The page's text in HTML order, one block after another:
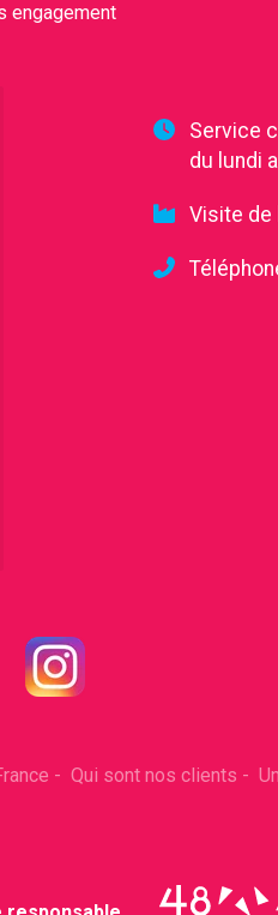
engagement
Service
du lundi
Visite de
- Qui sont nos clients -